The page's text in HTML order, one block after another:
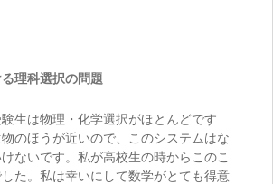
理科選択の問題
生は物理・化学選択がほとんどです
のほうが近いので、このシステムはな
ないです。私が高校生の時からこのこ
た。私は幸いにして数学がとても得意